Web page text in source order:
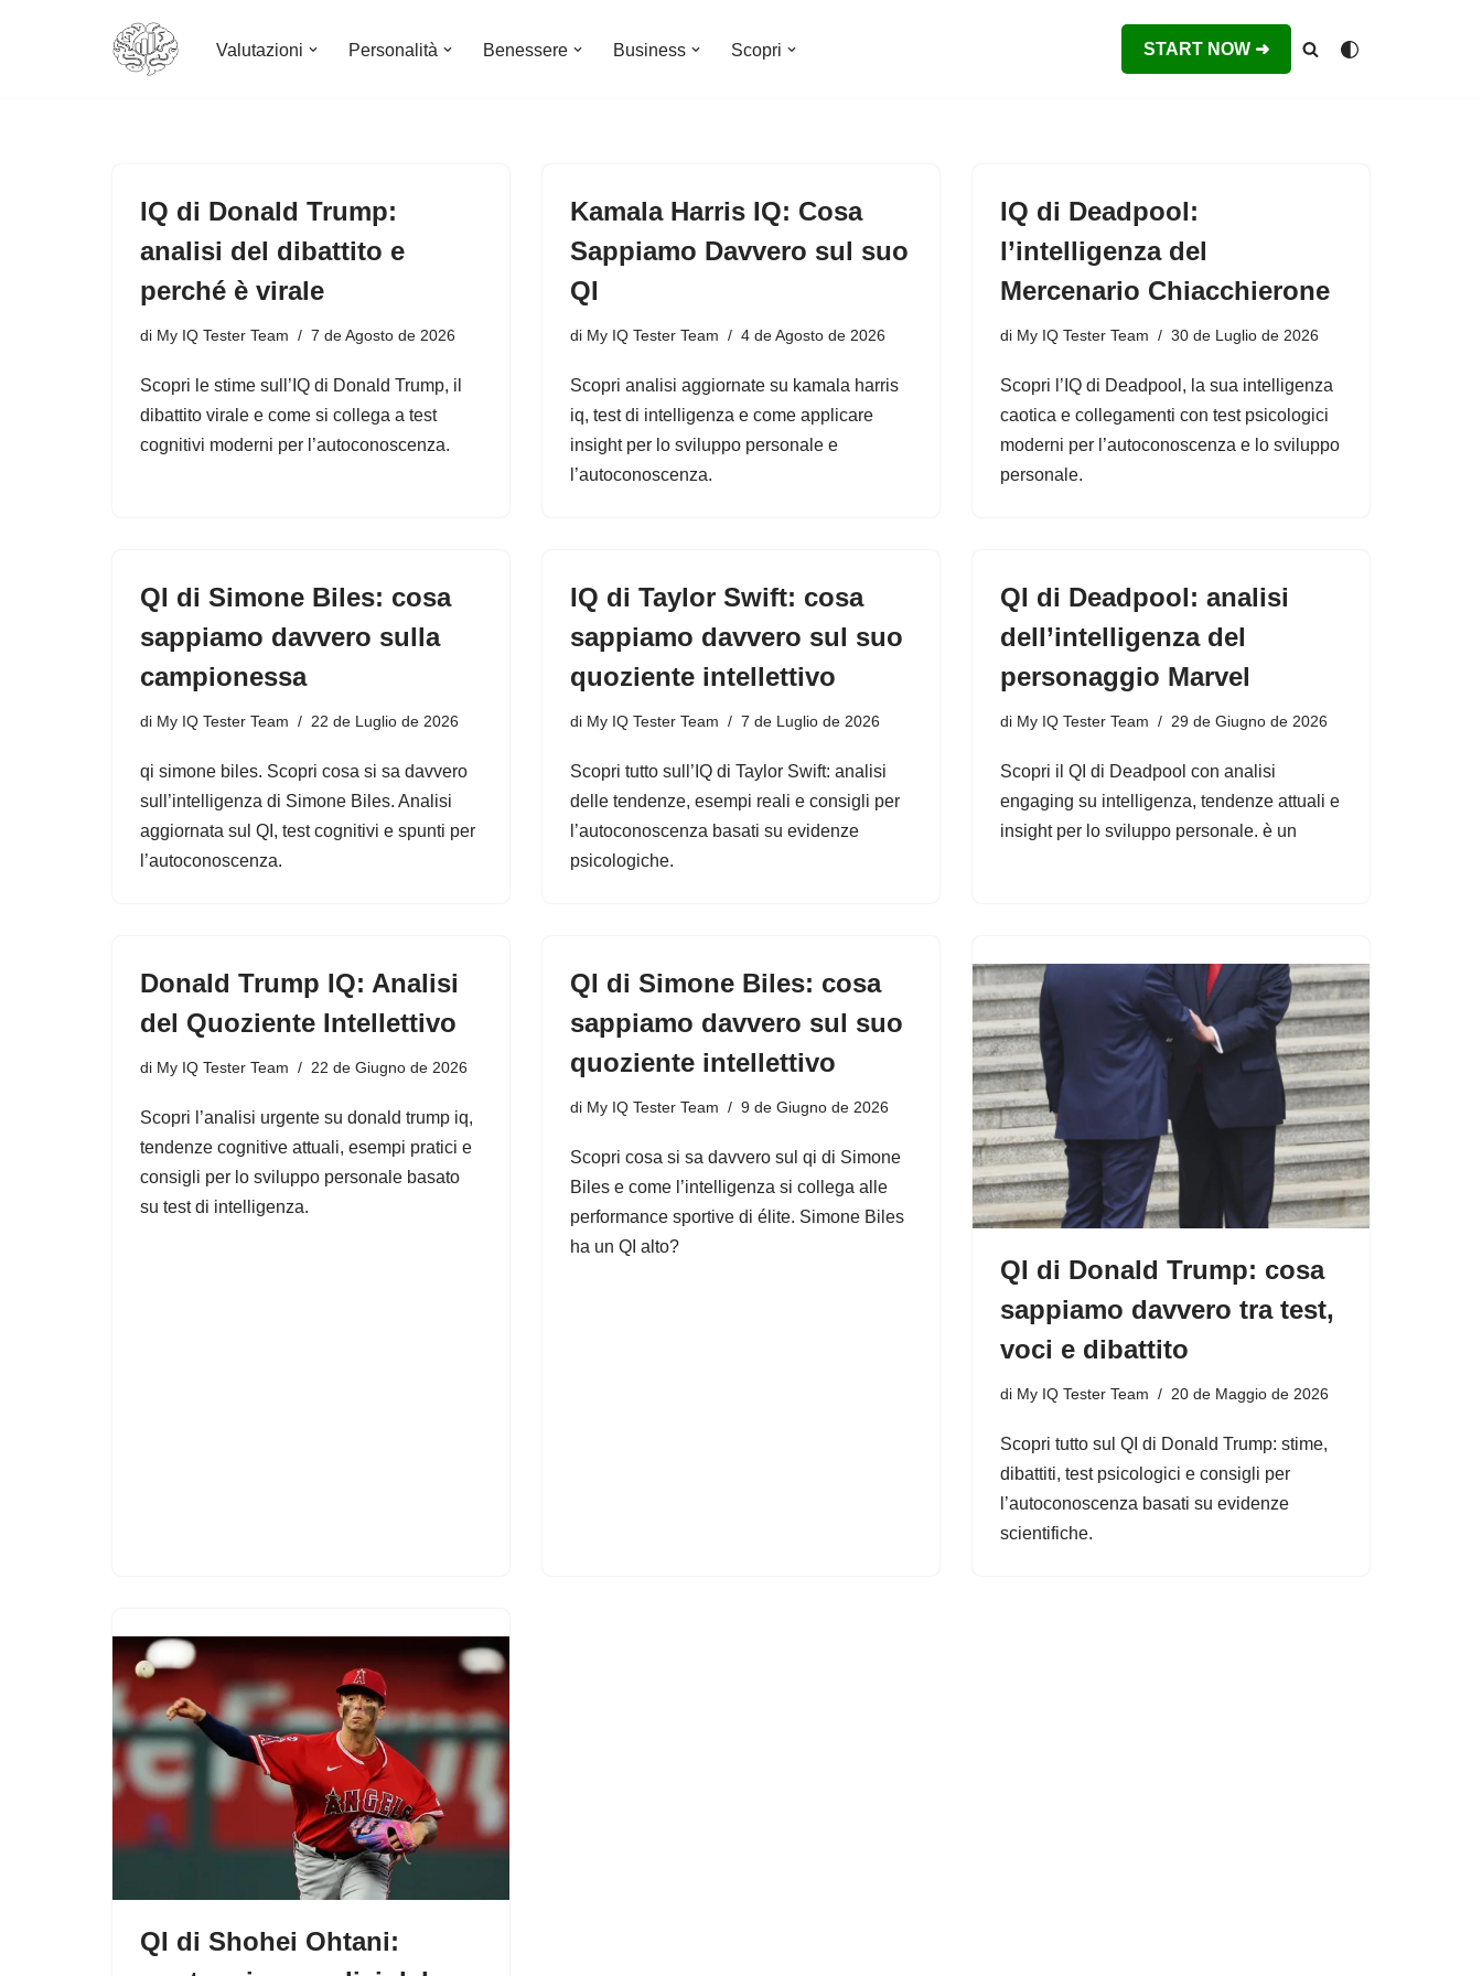
Valutazioni Personalità Benessere Business Scopri START NOW ➜
IQ di Donald Trump:
analisi del dibattito e
perché è virale
di My IQ Tester Team 7 de Agosto de 2026
Scopri le stime sull’IQ di Donald Trump, il
dibattito virale e come si collega a test
cognitivi moderni per l’autoconoscenza.
Kamala Harris IQ: Cosa
Sappiamo Davvero sul suo
QI
di My IQ Tester Team 4 de Agosto de 2026
Scopri analisi aggiornate su kamala harris
iq, test di intelligenza e come applicare
insight per lo sviluppo personale e
l’autoconoscenza.
IQ di Deadpool:
l’intelligenza del
Mercenario Chiacchierone
di My IQ Tester Team 30 de Luglio de 2026
Scopri l’IQ di Deadpool, la sua intelligenza
caotica e collegamenti con test psicologici
moderni per l’autoconoscenza e lo sviluppo
personale.
QI di Simone Biles: cosa
sappiamo davvero sulla
campionessa
di My IQ Tester Team 22 de Luglio de 2026
qi simone biles. Scopri cosa si sa davvero
sull’intelligenza di Simone Biles. Analisi
aggiornata sul QI, test cognitivi e spunti per
l’autoconoscenza.
IQ di Taylor Swift: cosa
sappiamo davvero sul suo
quoziente intellettivo
di My IQ Tester Team 7 de Luglio de 2026
Scopri tutto sull’IQ di Taylor Swift: analisi
delle tendenze, esempi reali e consigli per
l’autoconoscenza basati su evidenze
psicologiche.
QI di Deadpool: analisi
dell’intelligenza del
personaggio Marvel
di My IQ Tester Team 29 de Giugno de 2026
Scopri il QI di Deadpool con analisi
engaging su intelligenza, tendenze attuali e
insight per lo sviluppo personale. è un
Donald Trump IQ: Analisi
del Quoziente Intellettivo
di My IQ Tester Team 22 de Giugno de 2026
Scopri l’analisi urgente su donald trump iq,
tendenze cognitive attuali, esempi pratici e
consigli per lo sviluppo personale basato
su test di intelligenza.
QI di Simone Biles: cosa
sappiamo davvero sul suo
quoziente intellettivo
di My IQ Tester Team 9 de Giugno de 2026
Scopri cosa si sa davvero sul qi di Simone
Biles e come l’intelligenza si collega alle
performance sportive di élite. Simone Biles
ha un QI alto?
QI di Donald Trump: cosa
sappiamo davvero tra test,
voci e dibattito
di My IQ Tester Team 20 de Maggio de 2026
Scopri tutto sul QI di Donald Trump: stime,
dibattiti, test psicologici e consigli per
l’autoconoscenza basati su evidenze
scientifiche.
QI di Shohei Ohtani: